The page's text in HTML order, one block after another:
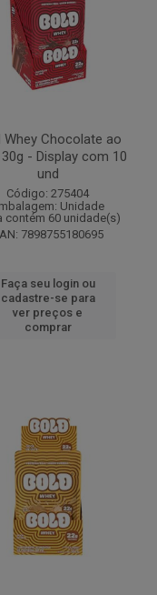
Whey Chocolate ao
- Display com 10
und
Código: 275404
Unidade
contém 60 unidade(s)
7898755180695
Faça seu login ou
cadastre-se para
ver preços e
comprar